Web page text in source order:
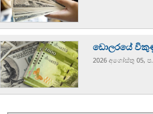
ඩොලරයේ
2026 අගෝස්‍තු 05,